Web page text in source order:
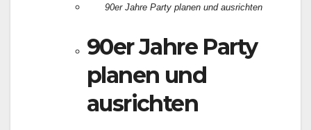
90er Jahre Party planen und ausrichten
90er Jahre Party
planen und
ausrichten